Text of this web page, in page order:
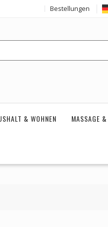
Bestellungen
& WOHNEN MASSAGE